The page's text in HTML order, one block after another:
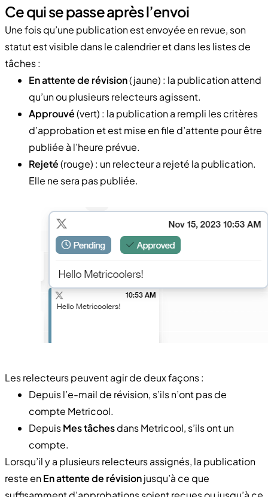
Ce qui se passe après l’envoi
Une fois qu’une publication est envoyée en revue, son
statut est visible dans le calendrier et dans les listes de
tâches :
En attente de révision(jaune) : la publication attend
qu’un ou plusieurs relecteurs agissent.
Approuvé(vert) : la publication a rempli les critères
d’approbation et est mise en file d’attente pour être
publiée à l’heure prévue.
Rejeté(rouge) : un relecteur a rejeté la publication.
Elle ne sera pas publiée.
Les relecteurs peuvent agir de deux façons :
Depuis l’e-mail de révision, s’ils n’ont pas de
compte Metricool.
DepuisMes tâchesdans Metricool, s’ils ont un
compte.
Lorsqu’il y a plusieurs relecteurs assignés, la publication
reste enEn attente de révisionjusqu’à ce que